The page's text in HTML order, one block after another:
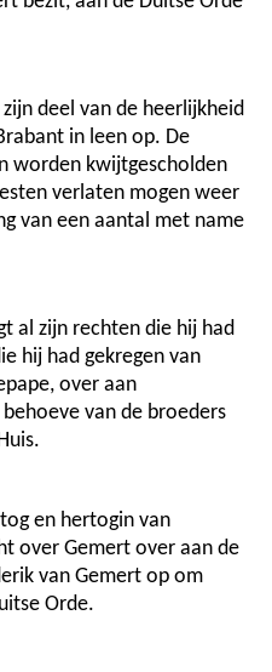
deel van de heerlijkheid
in leen op. De
worden kwijtgescholden
verlaten mogen weer
van een aantal met name
al zijn rechten die hij had
hij had gekregen van
over aan
van de broeders
en hertogin van
over Gemert over aan de
van Gemert op om
Orde.